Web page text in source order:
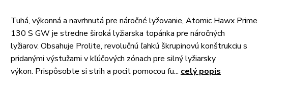
Tuhá, výkonná a navrhnutá pre náročné lyžovanie, Atomic Hawx Prime
130 S GW je stredne široká lyžiarska topánka pre náročných
lyžiarov. Obsahuje Prolite, revolučnú ľahkú škrupinovú konštrukciu s
pridanými výstužami v kľúčových zónach pre silný lyžiarsky
výkon. Prispôsobte si strih a pocit pomocou fu... celý popis